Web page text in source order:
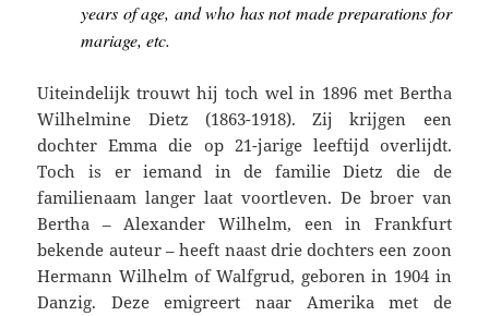
years of age, and who has not made preparations for
mariage, etc.
Uiteindelijk trouwt hij toch wel in 1896 met Bertha
Wilhelmine Dietz (1863-1918). Zij krijgen een
dochter Emma die op 21-jarige leeftijd overlijdt.
Toch is er iemand in de familie Dietz die de
familienaam langer laat voortleven. De broer van
Bertha – Alexander Wilhelm, een in Frankfurt
bekende auteur – heeft naast drie dochters een zoon
Hermann Wilhelm of Walfgrud, geboren in 1904 in
Danzig. Deze emigreert naar Amerika met de